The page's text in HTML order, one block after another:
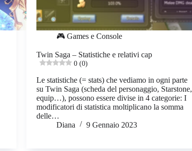
🎮 Games e Console
Twin Saga – Statistiche e relativi cap
0 (0)
Le statistiche (= stats) che vediamo in ogni parte
su Twin Saga (scheda del personaggio, Starstone,
equip…), possono essere divise in 4 categorie: I
modificatori di statistica moltiplicano la somma
delle…
Diana
9 Gennaio 2023